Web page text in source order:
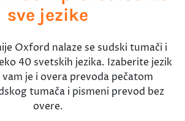
sve jezike
Oxford nalaze se sudski tumači i
40 svetskih jezika. Izaberite jezik
je i overa prevoda pečatom
tumača i pismeni prevod bez
overe.